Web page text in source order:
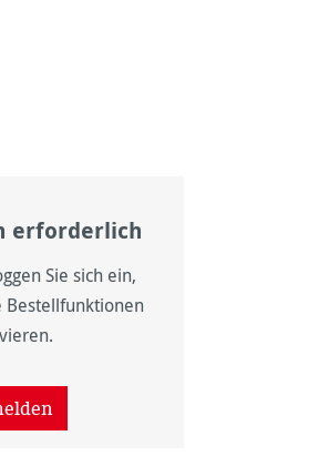
erforderlich
Sie sich ein,
Bestellfunktionen